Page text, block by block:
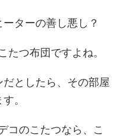
ターの善し悪し？
たつ布団ですよね。
としたら、その部屋
。
コのこたつなら、こ